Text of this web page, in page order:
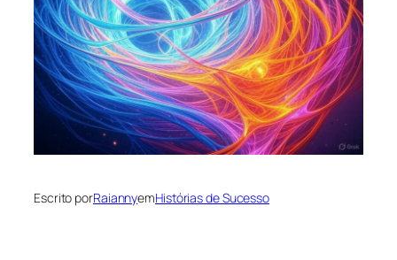
Escrito porRaiannyemHistórias de Sucesso